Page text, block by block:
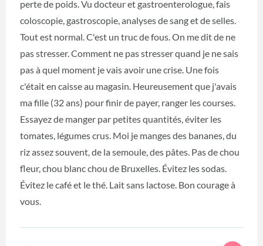
perte de poids. Vu docteur et gastroenterologue, fais
coloscopie, gastroscopie, analyses de sang et de selles.
Tout est normal. C'est un truc de fous. On me dit de ne
pas stresser. Comment ne pas stresser quand je ne sais
pas à quel moment je vais avoir une crise. Une fois
c'était en caisse au magasin. Heureusement que j'avais
ma fille (32 ans) pour finir de payer, ranger les courses.
Essayez de manger par petites quantités, éviter les
tomates, légumes crus. Moi je manges des bananes, du
riz assez souvent, de la semoule, des pâtes. Pas de chou
fleur, chou blanc chou de Bruxelles. Évitez les sodas.
Évitez le café et le thé. Lait sans lactose. Bon courage à
vous.